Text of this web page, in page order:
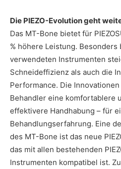
Die PIEZO-Evolution geht
Das MT-Bone bietet für
% höhere Leistung. Besonders
verwendeten Instrumenten
Schneideffizienz als auch die
Performance. Die
Behandler eine komfortablere
effektivere Handhabung – für
Behandlungserfahrung. Eine
des MT-Bone ist das neue
das mit allen bestehenden
Instrumenten kompatibel ist.